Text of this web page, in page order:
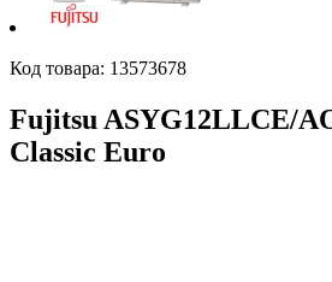
Код товара: 13573678
Fujitsu ASYG12LLCE/
Classic Euro